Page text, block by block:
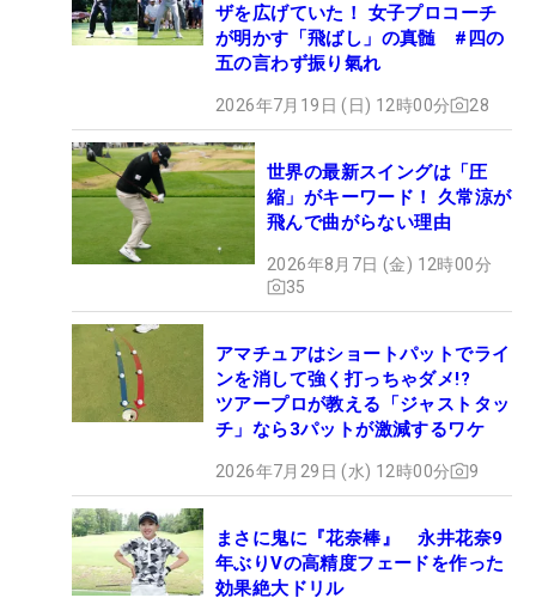
ザを広げていた！ 女子プロコーチ
が明かす「飛ばし」の真髄 #四の
五の言わず振り氣れ
2026年7月19日 (日) 12時00分 28
世界の最新スイングは「圧
縮」がキーワード！ 久常涼が
飛んで曲がらない理由
2026年8月7日 (金) 12時00分
35
アマチュアはショートパットでライ
ンを消して強く打っちゃダメ!?
ツアープロが教える「ジャストタッ
チ」なら3パットが激減するワケ
2026年7月29日 (水) 12時00分 9
まさに鬼に『花奈棒』 永井花奈9
年ぶりVの高精度フェードを作った
効果絶大ドリル